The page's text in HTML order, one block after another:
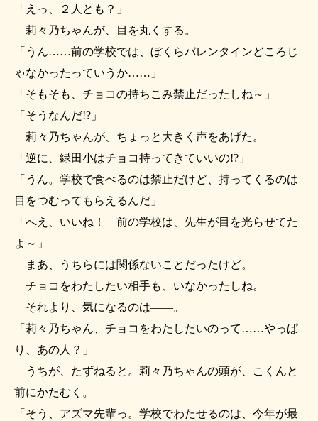
「えっ、２人とも？」
莉々乃ちゃんが、目を丸くする。
「うん……前の学校では、ぼくらバレンタインどころじ
ゃなかったっていうか……」
「そもそも、チョコの持ちこみ禁止だったしね～」
「そうなんだ!?」
莉々乃ちゃんが、ちょっと大きく声をあげた。
「逆に、緑田小はチョコ持ってきていいの!?」
「うん。学校で食べるのは禁止だけど、持ってくるのは
目をつむってもらえるんだ」
「へえ、いいね！ 前の学校は、先生が目を光らせてた
よ～」
まあ、うちらには関係ないことだったけど。
チョコをわたしたい相手も、いなかったしね。
それより、気になるのは――。
「莉々乃ちゃん、チョコをわたしたいのって……やっぱ
り、あの人？」
うちが、たずねると。莉々乃ちゃんの頭が、こくんと
前にかたむく。
「そう、アズマ先輩っ。学校でわたせるのは、今年が最